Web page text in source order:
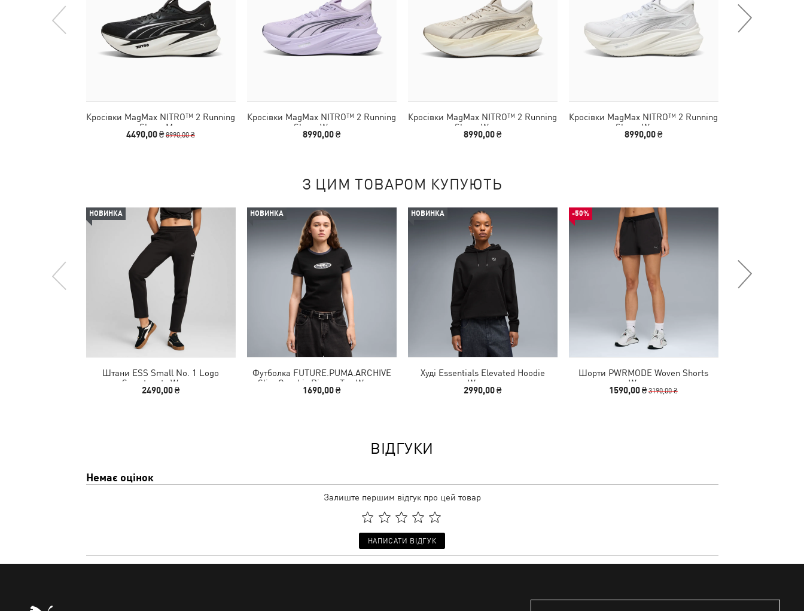
Кросівки MagMax NITRO™ 2 Running
Shoes Men
4490,00 ₴8990,00 ₴
Кросівки MagMax NITRO™ 2 Running
Shoes Women
8990,00 ₴
Кросівки MagMax NITRO™ 2 Running
Shoes Women
8990,00 ₴
Кросівки MagMax NITRO™ 2 Running
Shoes Women
8990,00 ₴
З ЦИМ ТОВАРОМ КУПУЮТЬ
НОВИНКА
Штани ESS Small No. 1 Logo
Sweatpants Women
2490,00 ₴
НОВИНКА
Футболка FUTURE.PUMA.ARCHIVE
Slim Graphic Ringer Tee Women
1690,00 ₴
НОВИНКА
Худі Essentials Elevated Hoodie
Women
2990,00 ₴
-50%
Шорти PWRMODE Woven Shorts
Women
1590,00 ₴3190,00 ₴
ВІДГУКИ
Немає оцінок
Залиште першим відгук про цей товар
НАПИСАТИ ВІДГУК